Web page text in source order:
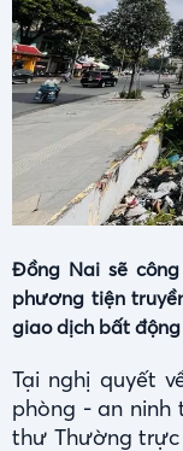
Đồng Nai sẽ
phương tiện
giao dịch bất động
Tại nghị quyết
phòng - an ninh
thư Thường trực